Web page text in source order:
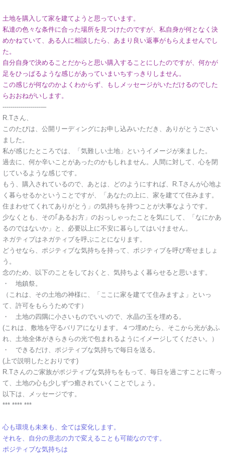
土地を購入して家を建てようと思っています。
私達の色々な条件に合った場所を見つけたのですが、私自身が何となく決
めかねていて、ある人に相談したら、あまり良い返事がもらえませんでし
た。
自分自身で決めることだからと思い購入することにしたのですが、何かが
足をひっぱるような感じがあっていまいちすっきりしません。
この感じが何なのかよくわからず、もしメッセージがいただけるのでした
らおおねがいします。
--------------------–
R.Tさん、
このたびは、公開リーディングにお申し込みいただき、ありがとうござい
ました。
私が感じたところでは、「気難しい土地」というイメージが来ました。
過去に、何か辛いことがあったのかもしれません。人間に対して、心を閉
じているような感じです。
もう、購入されているので、あとは、どのようにすれば、R.Tさんが心地よ
く暮らせるかということですが、「あなたの上に、家を建てて住みます。
住まわせてくれてありがとう」の気持ちを持つことが大事なようです。
少なくとも、その｢あるお方」のおっしゃったことを気にして、「なにかあ
るのではないか」と、必要以上に不安に暮らしてはいけません。
ネガティブはネガティブを呼ぶことになります。
どうせなら、ポジティブな気持ちを持って、ポジティブを呼び寄せましょ
う。
念のため、以下のことをしておくと、気持ちよく暮らせると思います。
・ 地鎮祭。
（これは、その土地の神様に、「ここに家を建てて住みますよ」といっ
て、許可をもらうためです）
・ 土地の四隅に小さいものでいいので、水晶の玉を埋める。
(これは、敷地を守るバリアになります。４つ埋めたら、そこから光があふ
れ、土地全体がきらきらの光で包まれるようにイメージしてください。）
・ できるだけ、ポジティブな気持ちで毎日を送る。
(上で説明したとおりです)
R.Tさんのご家族がポジティブな気持ちをもって、毎日を過ごすことに寄っ
て、土地の心も少しずつ癒されていくことでしょう。
以下は、メッセージです。
*** **** ***
心も環境も未来も、全ては変化します。
それを、自分の意志の力で変えることも可能なのです。
ポジティブな気持ちは